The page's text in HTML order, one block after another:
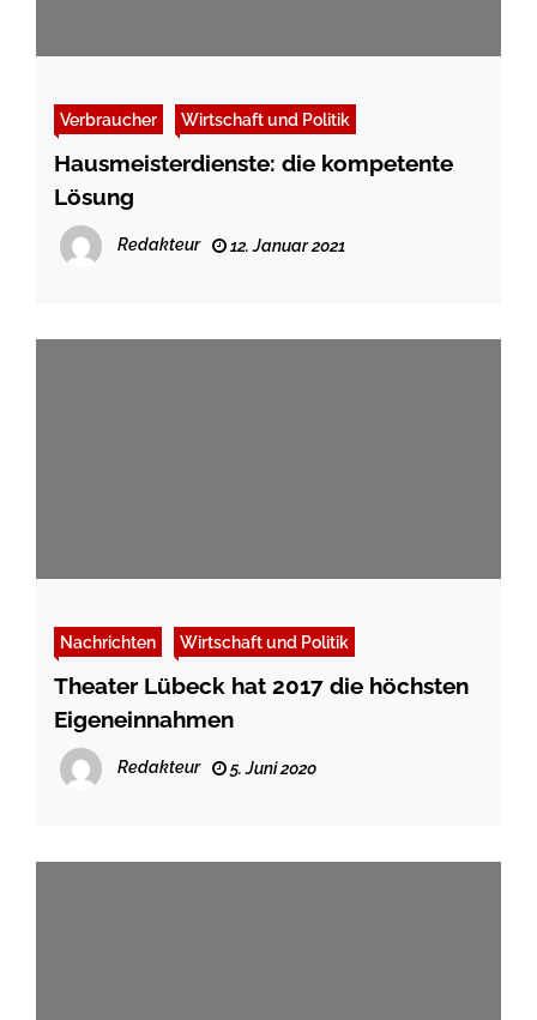
Verbraucher Wirtschaft und Politik
Hausmeisterdienste: die kompetente
Lösung
Redakteur 12. Januar 2021
Nachrichten Wirtschaft und Politik
Theater Lübeck hat 2017 die höchsten
Eigeneinnahmen
Redakteur 5. Juni 2020